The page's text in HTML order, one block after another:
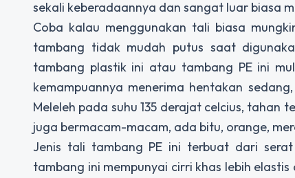
sekali keberadaannya dan sangat luar biasa
Coba kalau menggunakan tali biasa
tambang tidak mudah putus saat
tambang plastik ini atau tambang PE ini
kemampuannya menerima hentakan
Meleleh pada suhu 135 derajat celcius, tahan
juga bermacam-macam, ada bitu, orange,
Jenis tali tambang PE ini terbuat dari
tambang ini mempunyai cirri khas lebih